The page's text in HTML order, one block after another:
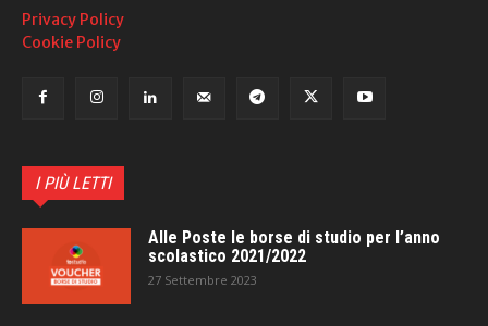
Privacy Policy
Cookie Policy
I PIÙ LETTI
Alle Poste le borse di studio per l’anno
scolastico 2021/2022
27 Settembre 2023